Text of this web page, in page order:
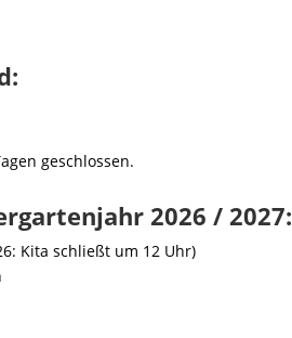
geschlossen.
2026 / 2027:
Kita schließt um 12 Uhr)